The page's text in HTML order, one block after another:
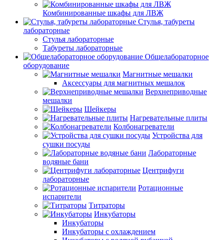
Комбинированные шкафы для ЛВЖ
Стулья, табуреты
лабораторные
Стулья лабораторные
Табуреты лабораторные
Общелабораторное
оборудование
Магнитные мешалки
Аксессуары для магнитных мешалок
Верхнеприводные
мешалки
Шейкеры
Нагревательные плиты
Колбонагреватели
Устройства для
сушки посуды
Лабораторные
водяные бани
Центрифуги
лабораторные
Ротационные
испарители
Титраторы
Инкубаторы
Инкубаторы
Инкубаторы с охлаждением